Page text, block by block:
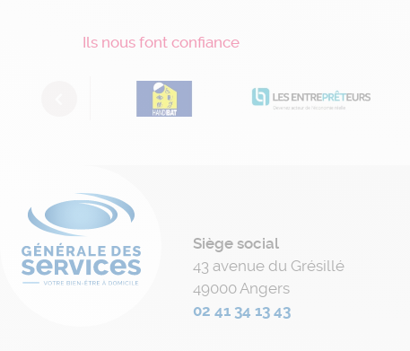
Ils nous font confiance
Siège social
43 avenue du Grésillé
49000 Angers
02 41 34 13 43